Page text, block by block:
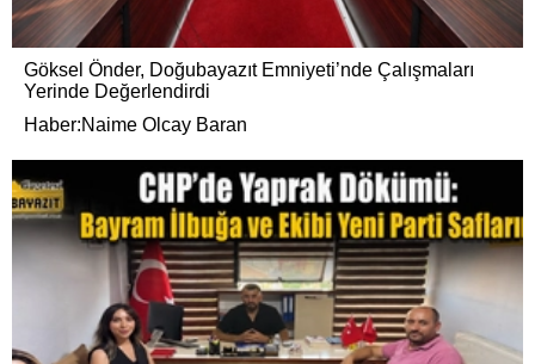
Göksel Önder, Doğubayazıt Emniyeti’nde Çalışmaları
Yerinde Değerlendirdi
Haber:Naime Olcay Baran